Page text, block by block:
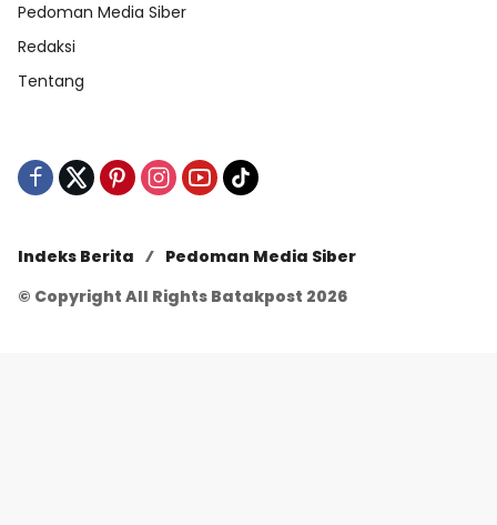
Pedoman Media Siber
Redaksi
Tentang
Indeks Berita
Pedoman Media Siber
© Copyright All Rights Batakpost 2026